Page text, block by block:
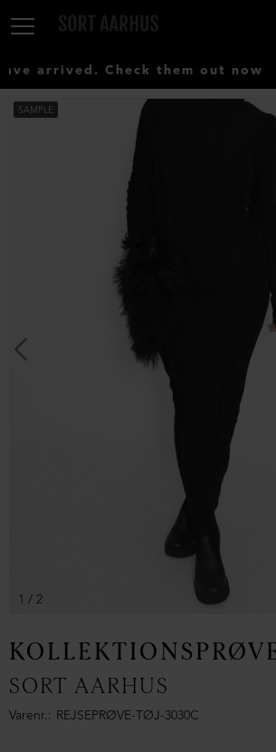
arrived. Check them out now
SAMPLE
1 / 2
SORT AARHUS
Varenr. REJSEPRØVE-TØJ-3030C